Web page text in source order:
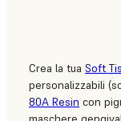
Crea la tua Soft
personalizzabili
80A Resin con